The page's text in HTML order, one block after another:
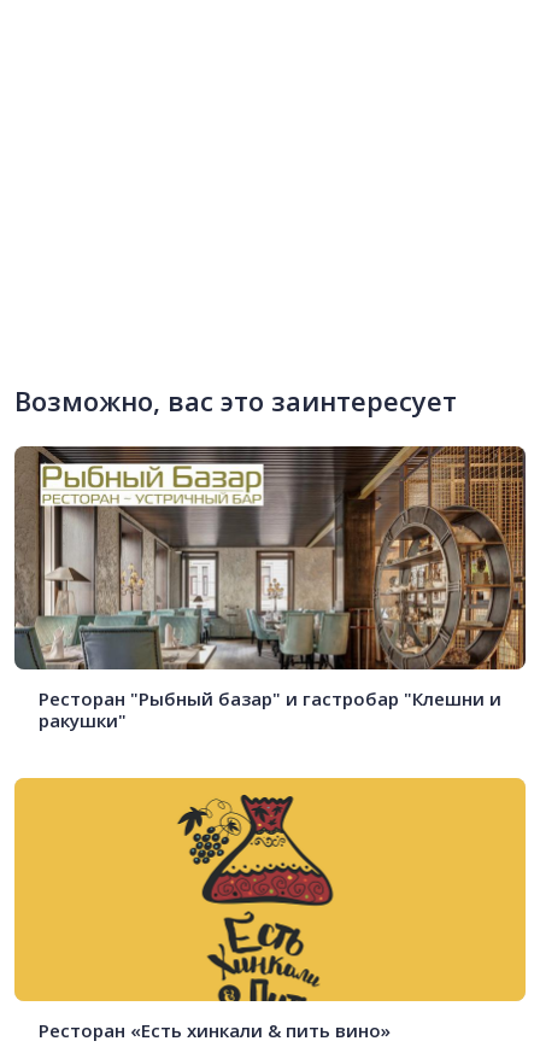
Возможно, вас это заинтересует
Ресторан "Рыбный базар" и гастробар "Клешни и
ракушки"
Ресторан «Есть хинкали & пить вино»